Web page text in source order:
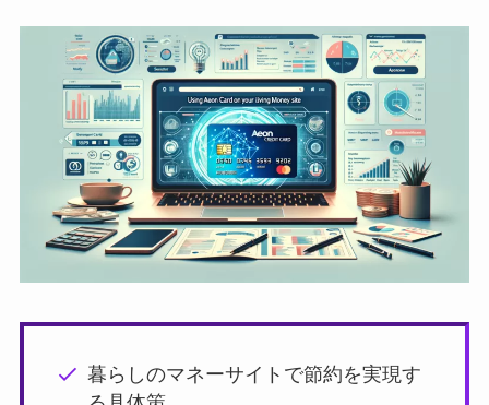
暮らしのマネーサイトで節約を実現す